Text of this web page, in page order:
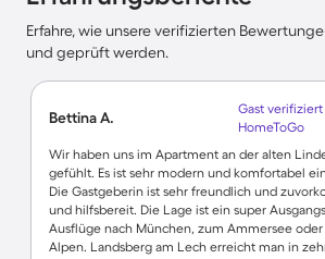
Erfahre, wie unsere verifizierten
und geprüft werden.
Bettina A.
Gast verifiziert
HomeToGo
Wir haben uns im Apartment an der alten
gefühlt. Es ist sehr modern und komfortabel
Die Gastgeberin ist sehr freundlich und
und hilfsbereit. Die Lage ist ein super
Ausflüge nach München, zum Ammersee
Alpen. Landsberg am Lech erreicht man in